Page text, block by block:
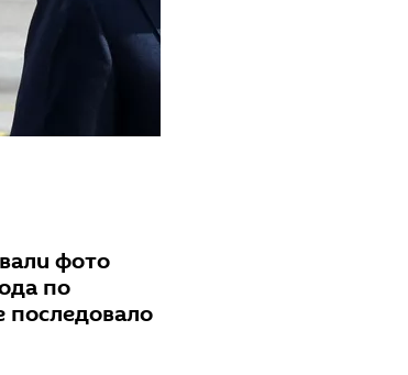
фото
по
последовало